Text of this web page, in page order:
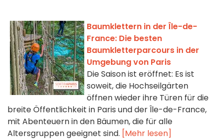
Baumklettern in der Île-de-
France: Die besten
Baumkletterparcours in der
Umgebung von Paris
Die Saison ist eröffnet: Es ist
soweit, die Hochseilgärten
öffnen wieder ihre Türen für die
breite Öffentlichkeit in Paris und der Île-de-France,
mit Abenteuern in den Bäumen, die für alle
Altersgruppen geeignet sind. [Mehr lesen]